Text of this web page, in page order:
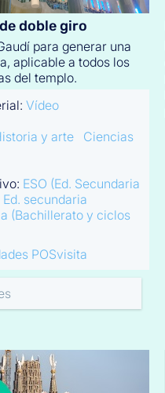
doble giro
para generar una
aplicable a todos los
del templo.
Vídeo
y arte
Ciencias
ESO (Ed. Secundaria
Ed. secundaria
(Bachillerato y ciclos
POSvisita